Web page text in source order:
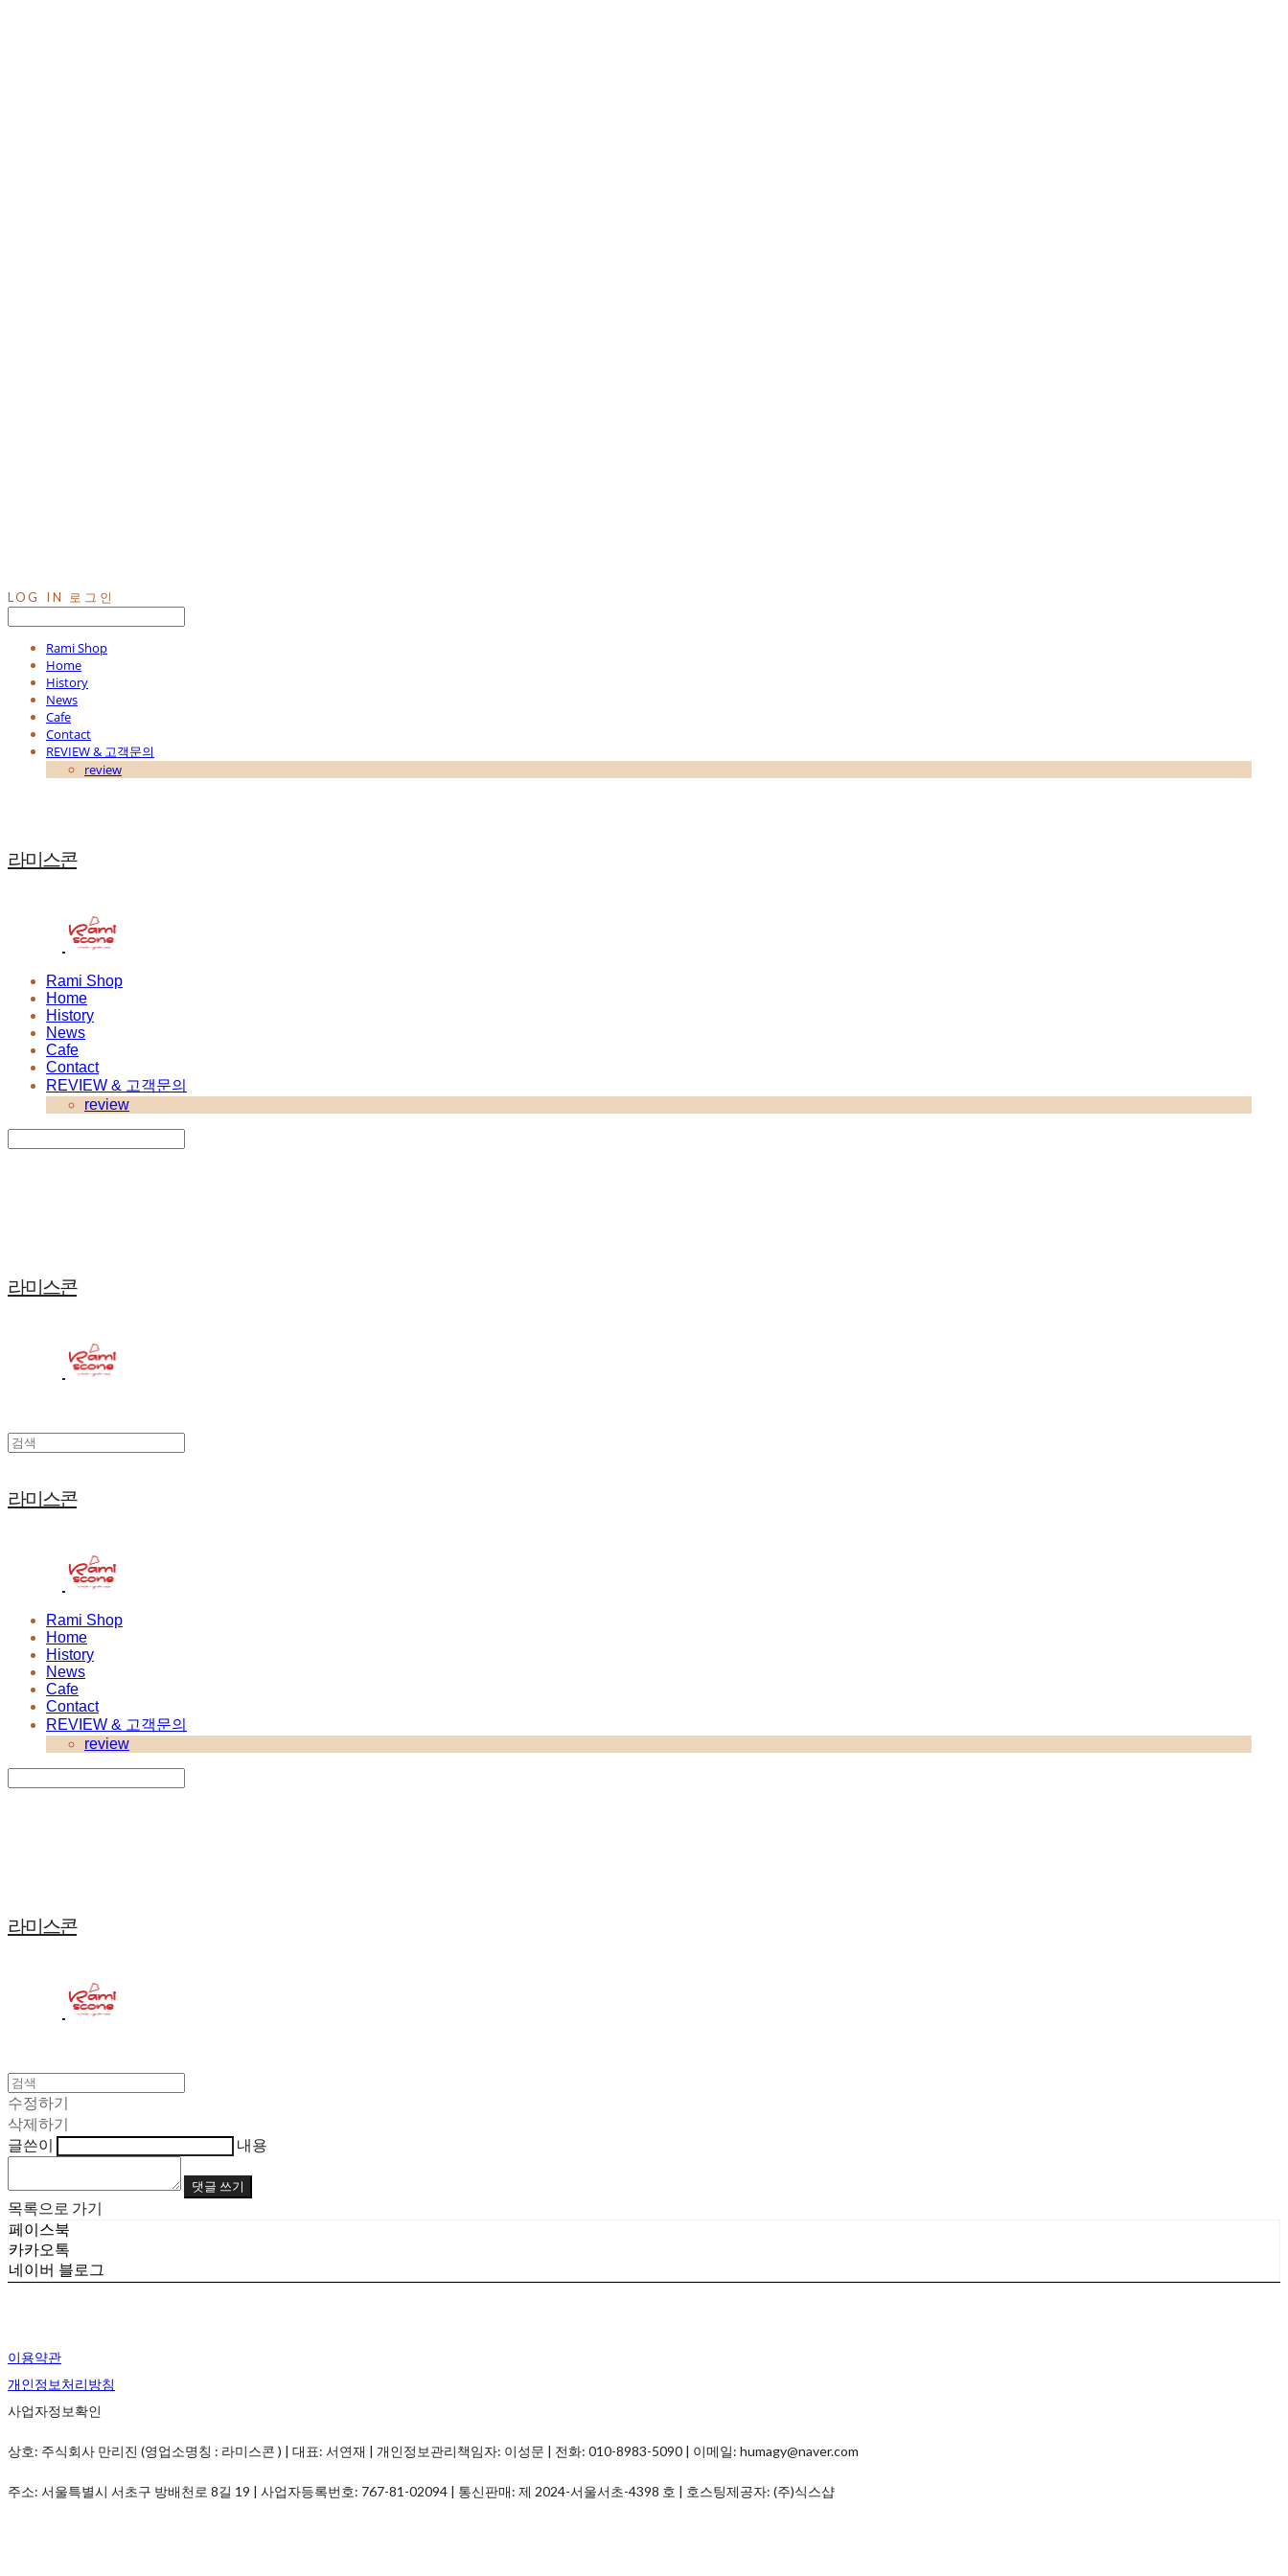
LOG IN 로그인
Rami Shop
Home
History
News
Cafe
Contact
REVIEW & 고객문의
review
라미스콘
Rami Shop
Home
History
News
Cafe
Contact
REVIEW & 고객문의
review
라미스콘
라미스콘
Rami Shop
Home
History
News
Cafe
Contact
REVIEW & 고객문의
review
라미스콘
수정하기
삭제하기
글쓴이
내용
댓글 쓰기
목록으로 가기
페이스북
카카오톡
네이버 블로그
이용약관
개인정보처리방침
사업자정보확인
상호: 주식회사 만리진 (영업소명칭 : 라미스콘 ) | 대표: 서연재 | 개인정보관리책임자: 이성문 | 전화: 010-8983-5090 | 이메일: humagy@naver.com
주소: 서울특별시 서초구 방배천로 8길 19 | 사업자등록번호: 767-81-02094 | 통신판매: 제 2024-서울서초-4398 호 | 호스팅제공자: (주)식스샵